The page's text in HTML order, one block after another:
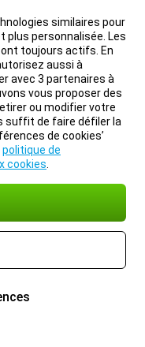
similaires pour
plus personnalisée. Les
toujours actifs. En
aussi à
avec 3 partenaires à
vous proposer des
ou modifier votre
suffit de faire défiler la
de cookies’
politique de
cookies